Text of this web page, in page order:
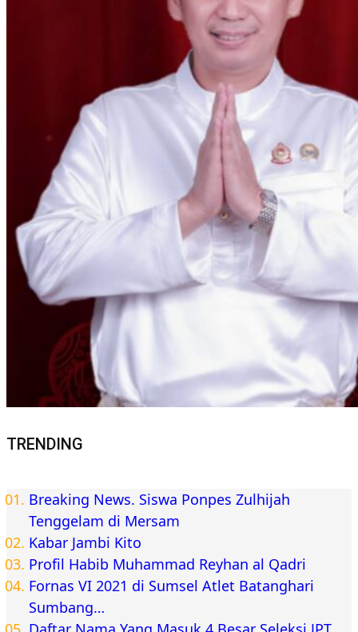
TRENDING
Breaking News. Siswa Ponpes Zulhijah
Tenggelam di Mersam
Kabar Jambi Kito
Profil Habib Muhammad Reyhan al Qadri
Fornas VI 2021 di Sumsel Atlet Batanghari
Sumbang…